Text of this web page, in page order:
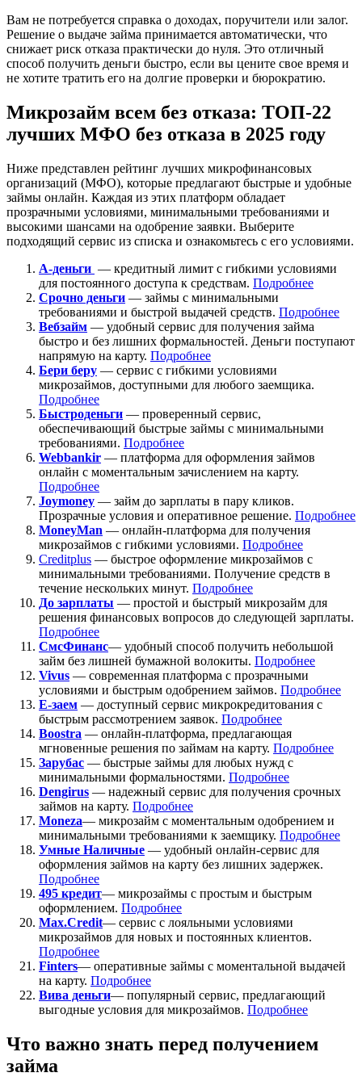
Вам не потребуется справка о доходах, поручители или залог.
Решение о выдаче займа принимается автоматически, что
снижает риск отказа практически до нуля. Это отличный
способ получить деньги быстро, если вы цените свое время и
не хотите тратить его на долгие проверки и бюрократию.
Микрозайм всем без отказа: ТОП-22
лучших МФО без отказа в 2025 году
Ниже представлен рейтинг лучших микрофинансовых
организаций (МФО), которые предлагают быстрые и удобные
займы онлайн. Каждая из этих платформ обладает
прозрачными условиями, минимальными требованиями и
высокими шансами на одобрение заявки. Выберите
подходящий сервис из списка и ознакомьтесь с его условиями.
А-деньги — кредитный лимит с гибкими условиями
для постоянного доступа к средствам. Подробнее
Срочно деньги — займы с минимальными
требованиями и быстрой выдачей средств. Подробнее
Вебзайм — удобный сервис для получения займа
быстро и без лишних формальностей. Деньги поступают
напрямую на карту. Подробнее
Бери беру — сервис с гибкими условиями
микрозаймов, доступными для любого заемщика.
Подробнее
Быстроденьги — проверенный сервис,
обеспечивающий быстрые займы с минимальными
требованиями. Подробнее
Webbankir — платформа для оформления займов
онлайн с моментальным зачислением на карту.
Подробнее
Joymoney — займ до зарплаты в пару кликов.
Прозрачные условия и оперативное решение. Подробнее
MoneyMan — онлайн-платформа для получения
микрозаймов с гибкими условиями. Подробнее
Creditplus — быстрое оформление микрозаймов с
минимальными требованиями. Получение средств в
течение нескольких минут. Подробнее
До зарплаты — простой и быстрый микрозайм для
решения финансовых вопросов до следующей зарплаты.
Подробнее
СмсФинанс— удобный способ получить небольшой
займ без лишней бумажной волокиты. Подробнее
Vivus — современная платформа с прозрачными
условиями и быстрым одобрением займов. Подробнее
Е-заем — доступный сервис микрокредитования с
быстрым рассмотрением заявок. Подробнее
Boostra — онлайн-платформа, предлагающая
мгновенные решения по займам на карту. Подробнее
Зарубас — быстрые займы для любых нужд с
минимальными формальностями. Подробнее
Dengirus — надежный сервис для получения срочных
займов на карту. Подробнее
Moneza— микрозайм с моментальным одобрением и
минимальными требованиями к заемщику. Подробнее
Умные Наличные — удобный онлайн-сервис для
оформления займов на карту без лишних задержек.
Подробнее
495 кредит— микрозаймы с простым и быстрым
оформлением. Подробнее
Max.Credit— сервис с лояльными условиями
микрозаймов для новых и постоянных клиентов.
Подробнее
Finters— оперативные займы с моментальной выдачей
на карту. Подробнее
Вива деньги— популярный сервис, предлагающий
выгодные условия для микрозаймов. Подробнее
Что важно знать перед получением
займа